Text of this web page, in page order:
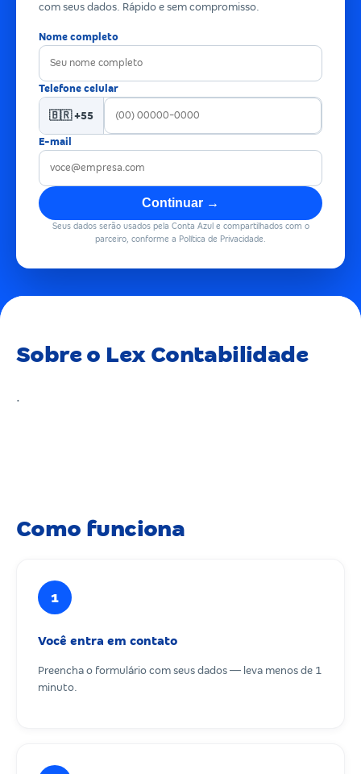
com seus dados. Rápido e sem compromisso.
Nome completo
Telefone celular
🇧🇷 +55
E-mail
Continuar →
Seus dados serão usados pela Conta Azul e compartilhados com o
parceiro, conforme a Política de Privacidade.
Sobre o Lex Contabilidade
.
Como funciona
1
Você entra em contato
Preencha o formulário com seus dados — leva menos de 1
minuto.